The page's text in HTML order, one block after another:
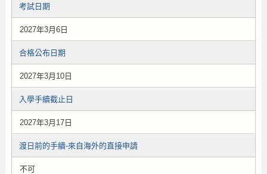
考試日期
2027年3月6日
合格公布日期
2027年3月10日
入學手續截止日
2027年3月17日
渡日前的手續-來自海外的直接申請
不可